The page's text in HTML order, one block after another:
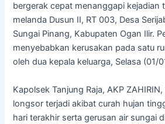
bergerak cepat menanggapi kejadian
melanda Dusun II, RT 003, Desa
Sungai Pinang, Kabupaten Ogan Ilir.
menyebabkan kerusakan pada satu
oleh dua kepala keluarga, Selasa (01/
Kapolsek Tanjung Raja, AKP
longsor terjadi akibat curah hujan
hari terakhir serta gerusan air sungai